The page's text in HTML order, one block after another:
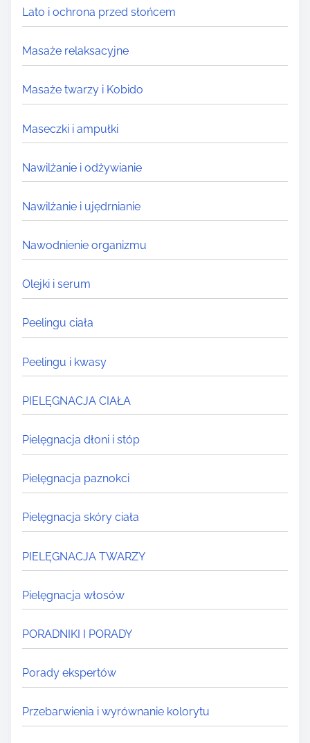
Lato i ochrona przed słońcem
Masaże relaksacyjne
Masaże twarzy i Kobido
Maseczki i ampułki
Nawilżanie i odżywianie
Nawilżanie i ujędrnianie
Nawodnienie organizmu
Olejki i serum
Peelingu ciała
Peelingu i kwasy
PIELĘGNACJA CIAŁA
Pielęgnacja dłoni i stóp
Pielęgnacja paznokci
Pielęgnacja skóry ciała
PIELĘGNACJA TWARZY
Pielęgnacja włosów
PORADNIKI I PORADY
Porady ekspertów
Przebarwienia i wyrównanie kolorytu